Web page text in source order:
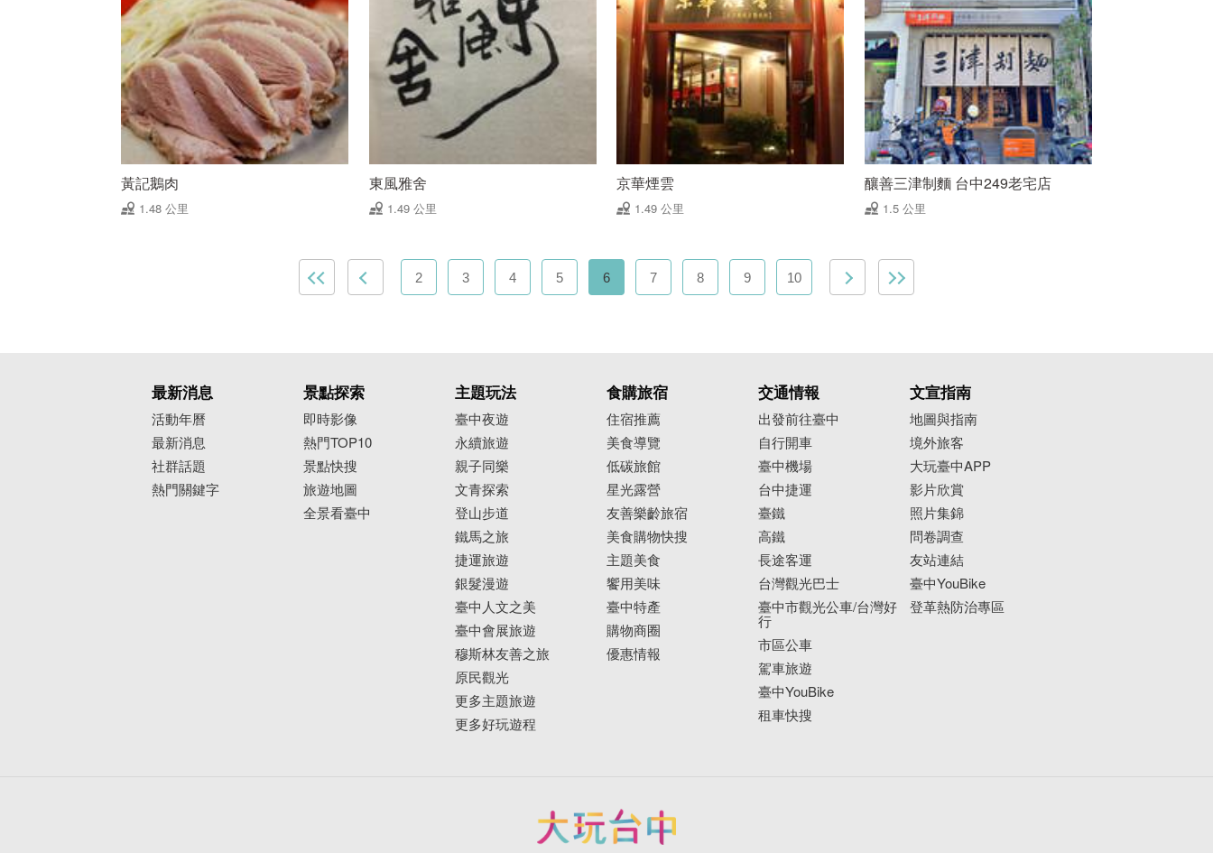
黃記鵝肉
1.48 公里
東風雅舍
1.49 公里
京華煙雲
1.49 公里
釀善三津制麵 台中249老宅店
1.5 公里
2 3 4 5 6 7 8 9 10
最新消息
活動年曆
最新消息
社群話題
熱門關鍵字
景點探索
即時影像
熱門TOP10
景點快搜
旅遊地圖
全景看臺中
主題玩法
臺中夜遊
永續旅遊
親子同樂
文青探索
登山步道
鐵馬之旅
捷運旅遊
銀髮漫遊
臺中人文之美
臺中會展旅遊
穆斯林友善之旅
原民觀光
更多主題旅遊
更多好玩遊程
食購旅宿
住宿推薦
美食導覽
低碳旅館
星光露營
友善樂齡旅宿
美食購物快搜
主題美食
饗用美味
臺中特產
購物商圈
優惠情報
交通情報
出發前往臺中
自行開車
臺中機場
台中捷運
臺鐵
高鐵
長途客運
台灣觀光巴士
臺中市觀光公車/台灣好
行
市區公車
駕車旅遊
臺中YouBike
租車快搜
文宣指南
地圖與指南
境外旅客
大玩臺中APP
影片欣賞
照片集錦
問卷調查
友站連結
臺中YouBike
登革熱防治專區